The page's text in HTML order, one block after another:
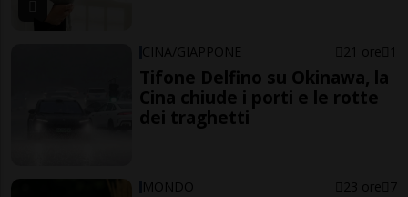
CINA/GIAPPONE 21 ore 1
Tifone Delfino su Okinawa, la
Cina chiude i porti e le rotte
dei traghetti
MONDO 23 ore 7